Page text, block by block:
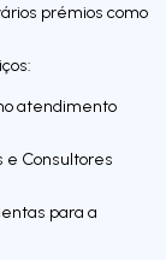
prémios como
atendimento
e Consultores
para a